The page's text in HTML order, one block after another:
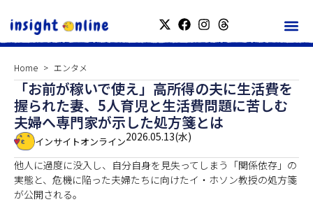
Home エンタメ
「お前が稼いで使え」高所得の夫に生活費を
握られた妻、5人育児と生活費問題に苦しむ
夫婦へ専門家が示した処方箋とは
インサイトオンライン2026.05.13(水)
他人に過度に没入し、自分自身を見失ってしまう「関係依存」の
実態と、危機に陥った夫婦たちに向けたイ・ホソン教授の処方箋
が公開される。